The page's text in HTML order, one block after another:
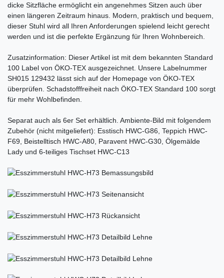
dicke Sitzfläche ermöglicht ein angenehmes Sitzen auch über
einen längeren Zeitraum hinaus. Modern, praktisch und bequem,
dieser Stuhl wird all Ihren Anforderungen spielend leicht gerecht
werden und ist die perfekte Ergänzung für Ihren Wohnbereich.
Zusatzinformation: Dieser Artikel ist mit dem bekannten Standard
100 Label von ÖKO-TEX ausgezeichnet. Unsere Labelnummer
SH015 129432 lässt sich auf der Homepage von ÖKO-TEX
überprüfen. Schadstofffreiheit nach ÖKO-TEX Standard 100 sorgt
für mehr Wohlbefinden.
Separat auch als 6er Set erhältlich. Ambiente-Bild mit folgendem
Zubehör (nicht mitgeliefert): Esstisch HWC-G86, Teppich HWC-
F69, Beistelltisch HWC-A80, Paravent HWC-G30, Ölgemälde
Lady und 6-teiliges Tischset HWC-C13